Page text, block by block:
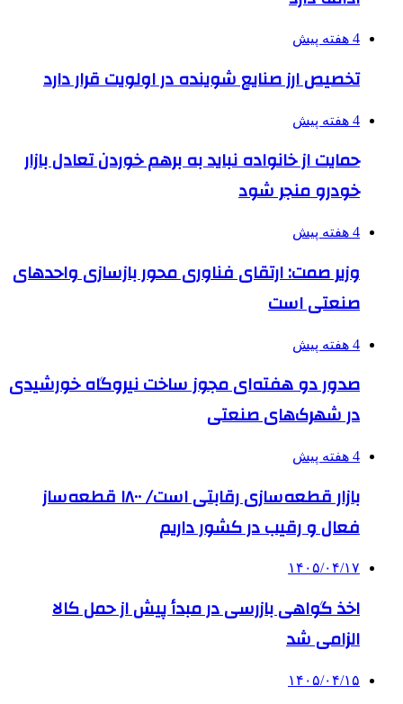
4 هفته پیش
تخصیص ارز صنایع شوینده در اولویت قرار دارد
4 هفته پیش
حمایت از خانواده نباید به برهم خوردن تعادل بازار
خودرو منجر شود
4 هفته پیش
وزیر صمت: ارتقای فناوری محور بازسازی واحدهای
صنعتی است
4 هفته پیش
صدور دو هفته‌ای مجوز ساخت نیروگاه خورشیدی
در شهرک‌های صنعتی
4 هفته پیش
بازار قطعه‌سازی رقابتی است/ ۱۸۰۰ قطعه‌ساز
فعال و رقیب در کشور داریم
۱۴۰۵/۰۴/۱۷
اخذ گواهی بازرسی در مبدأ پیش از حمل کالا
الزامی شد
۱۴۰۵/۰۴/۱۵